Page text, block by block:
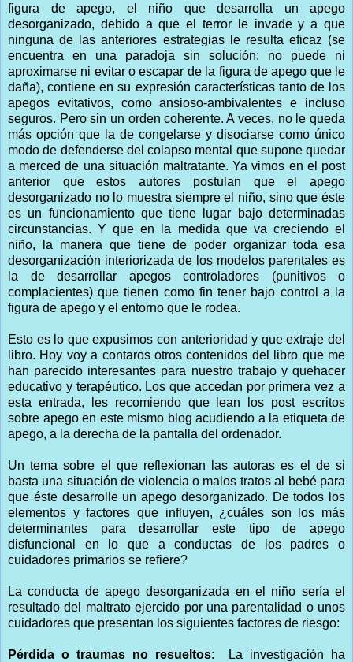
figura de apego, el niño que desarrolla un apego
desorganizado, debido a que el terror le invade y a que
ninguna de las anteriores estrategias le resulta eficaz (se
encuentra en una paradoja sin solución: no puede ni
aproximarse ni evitar o escapar de la figura de apego que le
daña), contiene en su expresión características tanto de los
apegos evitativos, como ansioso-ambivalentes e incluso
seguros. Pero sin un orden coherente. A veces, no le queda
más opción que la de congelarse y disociarse como único
modo de defenderse del colapso mental que supone quedar
a merced de una situación maltratante. Ya vimos en el post
anterior que estos autores postulan que el apego
desorganizado no lo muestra siempre el niño, sino que éste
es un funcionamiento que tiene lugar bajo determinadas
circunstancias. Y que en la medida que va creciendo el
niño, la manera que tiene de poder organizar toda esa
desorganización interiorizada de los modelos parentales es
la de desarrollar apegos controladores (punitivos o
complacientes) que tienen como fin tener bajo control a la
figura de apego y el entorno que le rodea.
Esto es lo que expusimos con anterioridad y que extraje del
libro. Hoy voy a contaros otros contenidos del libro que me
han parecido interesantes para nuestro trabajo y quehacer
educativo y terapéutico. Los que accedan por primera vez a
esta entrada, les recomiendo que lean los post escritos
sobre apego en este mismo blog acudiendo a la etiqueta de
apego, a la derecha de la pantalla del ordenador.
Un tema sobre el que reflexionan las autoras es el de si
basta una situación de violencia o malos tratos al bebé para
que éste desarrolle un apego desorganizado. De todos los
elementos y factores que influyen, ¿cuáles son los más
determinantes para desarrollar este tipo de apego
disfuncional en lo que a conductas de los padres o
cuidadores primarios se refiere?
La conducta de apego desorganizada en el niño sería el
resultado del maltrato ejercido por una parentalidad o unos
cuidadores que presentan los siguientes factores de riesgo:
Pérdida o traumas no resueltos: La investigación ha